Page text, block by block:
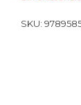
SKU: